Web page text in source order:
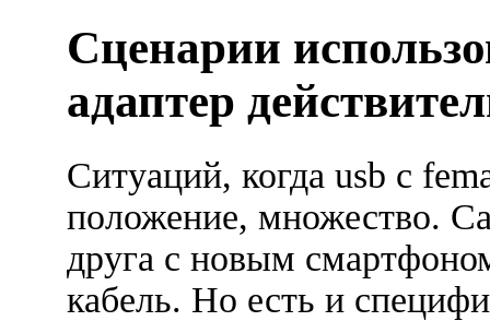
Сценарии
адаптер
Ситуаций, когда usb c
положение, множество.
друга с новым
кабель. Но есть и